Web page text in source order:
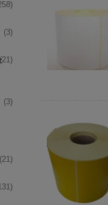
(3)
(21)
(3)
(21)